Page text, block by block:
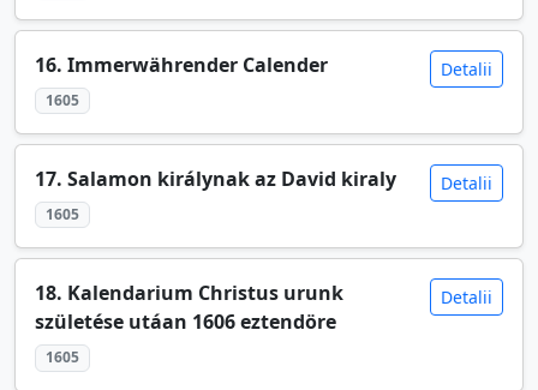
16. Immerwährender Calender
1605
Detalii
17. Salamon királynak az David kiraly
1605
Detalii
18. Kalendarium Christus urunk
születése utáan 1606 eztendöre
1605
Detalii